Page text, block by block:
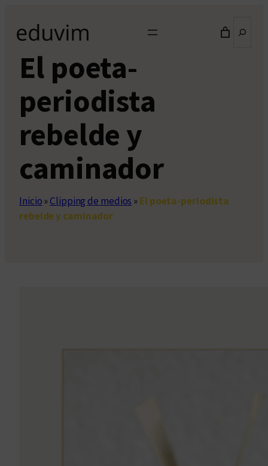
contenido
El poeta-
periodista
rebelde y
caminador
Inicio»Clipping de medios »El poeta-periodista
rebelde y caminador